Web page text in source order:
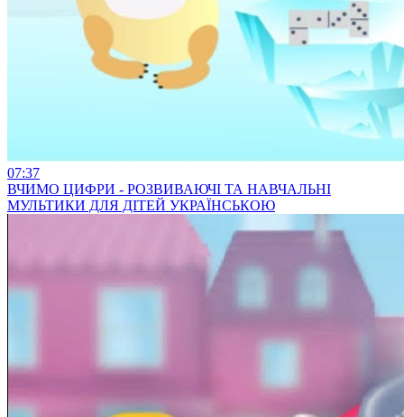
07:37
ВЧИМО ЦИФРИ - РОЗВИВАЮЧІ ТА НАВЧАЛЬНІ
МУЛЬТИКИ ДЛЯ ДІТЕЙ УКРАЇНСЬКОЮ